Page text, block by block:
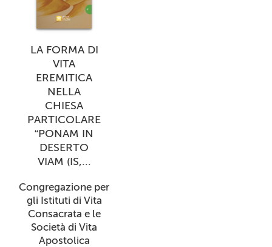
LA FORMA DI
VITA
EREMITICA
NELLA
CHIESA
PARTICOLARE
“PONAM IN
DESERTO
VIAM (IS,...
Congregazione per
gli Istituti di Vita
Consacrata e le
Società di Vita
Apostolica